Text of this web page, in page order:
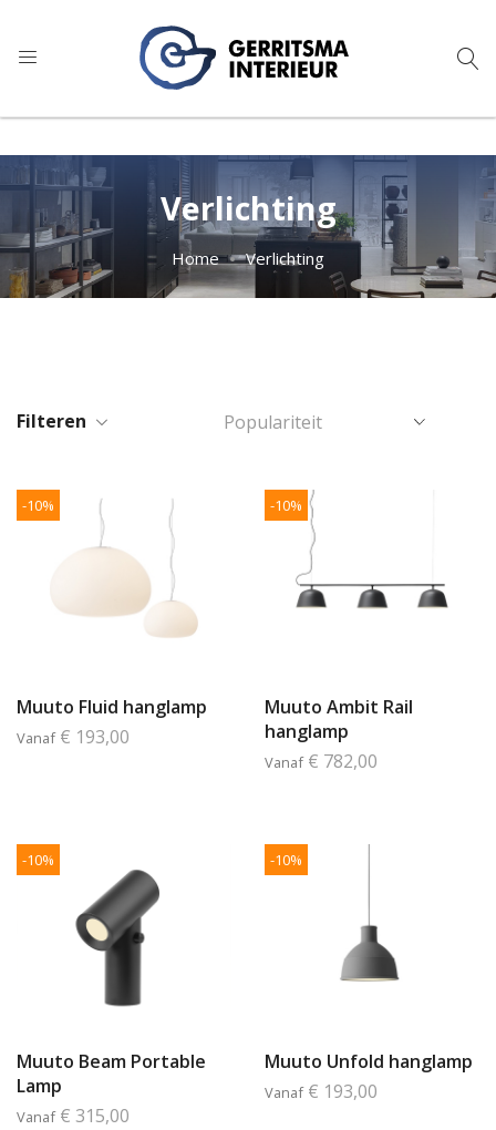
9
Verlichting
Home Verlichting
Filteren
-10%
Muuto Fluid hanglamp
Vanaf € 193,00
-10%
Muuto Ambit Rail
hanglamp
Vanaf € 782,00
-10%
Muuto Beam Portable
Lamp
Vanaf € 315,00
-10%
Muuto Unfold hanglamp
Vanaf € 193,00